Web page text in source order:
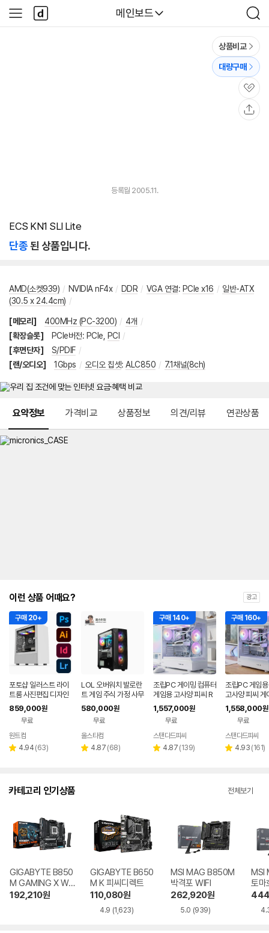
다나와
메인보드
검
색
사
이
다
나
와
상품비교
대량구매
관
심
등록월 2005.11.
ECS KN1 SLI Lite
단종된 상품입니다.
AMD(소켓939) / NVIDIA nF4x / DDR / VGA 연결: PCIe x16 / 일반-ATX
(30.5 x 24.4cm) /
[메모리] 400MHz (PC-3200) / 4개 /
[확장슬롯]
PCIe버전: PCIe PCI /
[후면단자]
S/PDIF /
[랜/오디오]
1Gbps / 오디오 칩셋: ALC850 / 7.1채널(8ch)
요약정보 가격비교 상품정보 의견/리뷰 연관상품
이런 상품 어때요? 광고
구매 20+
포토샵 일러스트 라이
트룸 사진편집 디자인
컴퓨터
859,000원
무료
페이
원트컴
별 4.94 리
(63)
LOL 오버워치 발로란
트 게임 주식 가정 사무
실 인텔 조립 게이밍 컴
퓨터 상품 1번 i5
580,000원
무료
올스타컴
별 4.87 리
(68)
구매 140+
조립PC 게이밍 컴퓨터
게임용 고사양 피씨 R
TX5060 아이온2 견
적 조립컴 본체 00
1,557,000원
무료
스탠다드피씨
별 4.87 리
(139)
구매 160+
조립PC 게임
고사양 피씨 게
TX5060TI 데
견적 조립컴
1,558,000원
무료
스탠다드피씨
별 4.93 리
(161)
카테고리 인기상품 전체보기
GIGABYTE B850
M GAMING X WIF
I6E 제이씨현
192,210원
GIGABYTE B650
M K 피씨디렉트
110,080원
4.9 (1,623)
MSI MAG B850M
박격포 WIFI
262,920원
5.0 (939)
MSI
토마